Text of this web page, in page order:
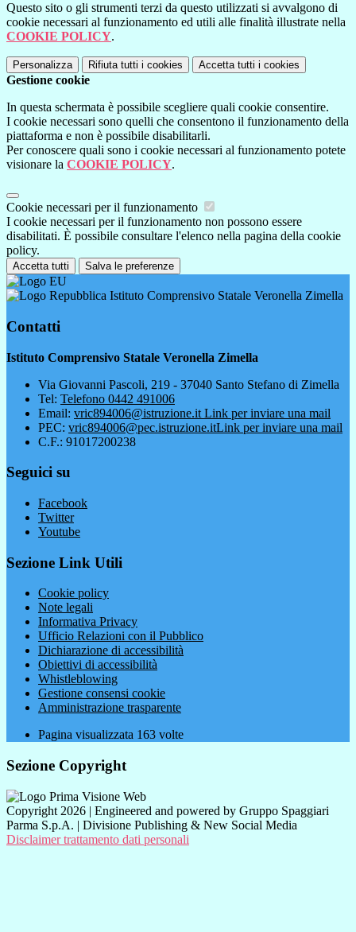
Questo sito o gli strumenti terzi da questo utilizzati si avvalgono di
cookie necessari al funzionamento ed utili alle finalità illustrate nella
COOKIE POLICY.
Personalizza Rifiuta tutti i cookies Accetta tutti i cookies
Gestione cookie
In questa schermata è possibile scegliere quali cookie consentire.
I cookie necessari sono quelli che consentono il funzionamento della
piattaforma e non è possibile disabilitarli.
Per conoscere quali sono i cookie necessari al funzionamento potete
visionare la COOKIE POLICY.
Cookie necessari per il funzionamento
I cookie necessari per il funzionamento non possono essere
disabilitati. È possibile consultare l'elenco nella pagina della cookie
policy.
Accetta tutti Salva le preferenze
Istituto Comprensivo Statale Veronella Zimella
Contatti
Istituto Comprensivo Statale Veronella Zimella
Via Giovanni Pascoli, 219 - 37040 Santo Stefano di Zimella
Tel: Telefono 0442 491006
Email: vric894006@istruzione.it Link per inviare una mail
PEC: vric894006@pec.istruzione.itLink per inviare una mail
C.F.: 91017200238
Seguici su
Facebook
Twitter
Youtube
Sezione Link Utili
Cookie policy
Note legali
Informativa Privacy
Ufficio Relazioni con il Pubblico
Dichiarazione di accessibilità
Obiettivi di accessibilità
Whistleblowing
Gestione consensi cookie
Amministrazione trasparente
Pagina visualizzata 163 volte
Sezione Copyright
Copyright 2026 | Engineered and powered by Gruppo Spaggiari
Parma S.p.A. | Divisione Publishing & New Social Media
Disclaimer trattamento dati personali